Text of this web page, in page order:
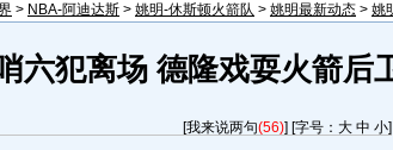
> NBA-阿迪达斯 > 姚明-休斯顿火箭队 > 姚明最新动态 > 姚
六犯离场 德隆戏耍火箭后
[我来说两句(56)] [字号： 大 中 小]